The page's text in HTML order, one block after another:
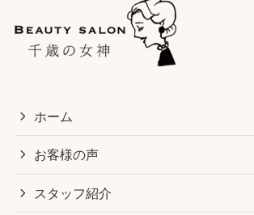
ホーム
お客様の声
スタッフ紹介